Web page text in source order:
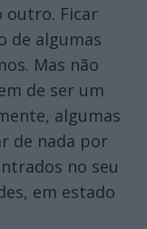
outro. Ficar
de algumas
Mas não
de ser um
algumas
de nada por
no seu
em estado